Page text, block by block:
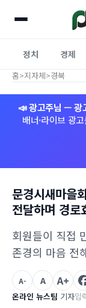
정치 경제
홈>지자체>경북
📣 광고주님 — 광
배너·라이브 광
문경시새마을
전달하며 경로
회원들이 직접
존경의 마음 전
온라인 뉴스팀 기자입
A- A A+